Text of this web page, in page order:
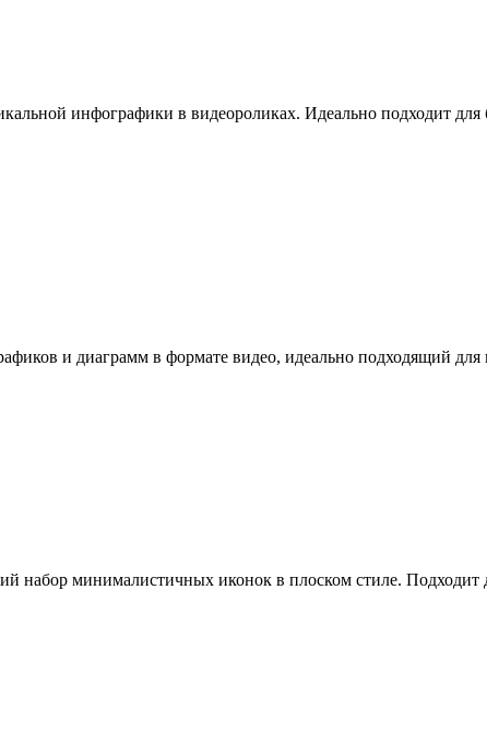
инфографики в видеороликах. Идеально подходит для
и диаграмм в формате видео, идеально подходящий для
набор минималистичных иконок в плоском стиле.